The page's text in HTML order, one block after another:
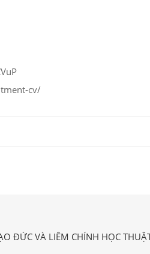
cv/
ĐỨC VÀ LIÊM CHÍNH HỌC